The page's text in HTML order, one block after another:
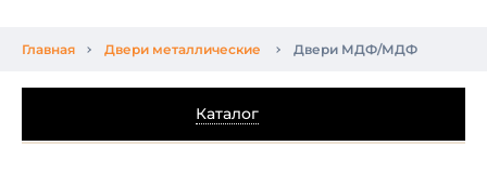
Главная Двери металлические Двери МДФ/МДФ
Каталог